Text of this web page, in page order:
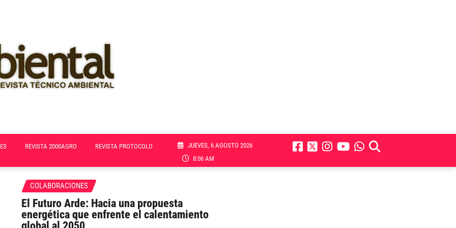
REVISTA 2000AGRO REVISTA PROTOCOLO
JUEVES, 6 AGOSTO 2026
8:06 AM
COLABORACIONES
El Futuro Arde: Hacia una propuesta
energética que enfrente el calentamiento
global al 2050